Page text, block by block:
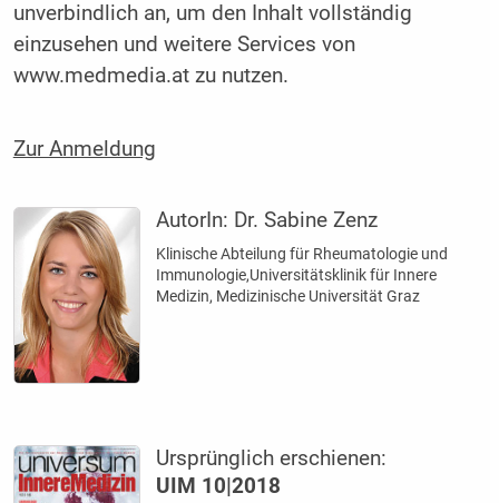
unverbindlich an, um den Inhalt vollständig
einzusehen und weitere Services von
www.medmedia.at zu nutzen.
Zur Anmeldung
AutorIn: Dr. Sabine Zenz
Klinische Abteilung für Rheumatologie und
Immunologie,Universitätsklinik für Innere
Medizin, Medizinische Universität Graz
Ursprünglich erschienen:
UIM 10|2018